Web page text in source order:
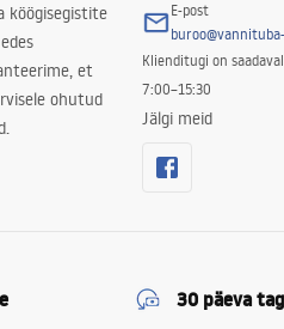
köögisegistite
et
ohutud
E-post
Klienditugi on
7:00–15:30
Jälgi meid
30 päeva